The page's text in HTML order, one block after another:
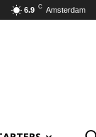
6.9 C Amsterdam